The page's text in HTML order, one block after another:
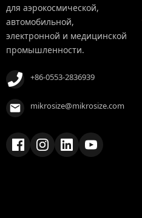
для аэрокосмической,
автомобильной,
электронной и медицинской
промышленности.
+86-0553-2836939
mikrosize@mikrosize.com